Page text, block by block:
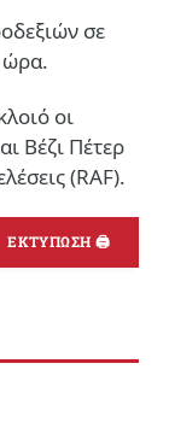
σε
ώρα.
οι
Βέζι Πέτερ
(RAF).
ΕΚΤΥΠΩΣΗ 🖨